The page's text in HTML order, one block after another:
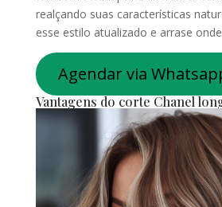
realçando suas características
esse estilo atualizado e arrase
Agendar via
Vantagens do corte Chanel